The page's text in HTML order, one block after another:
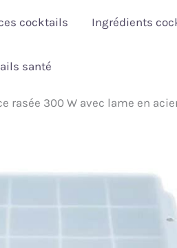
cocktails Ingrédients
santé
rasée 300 W avec lame en